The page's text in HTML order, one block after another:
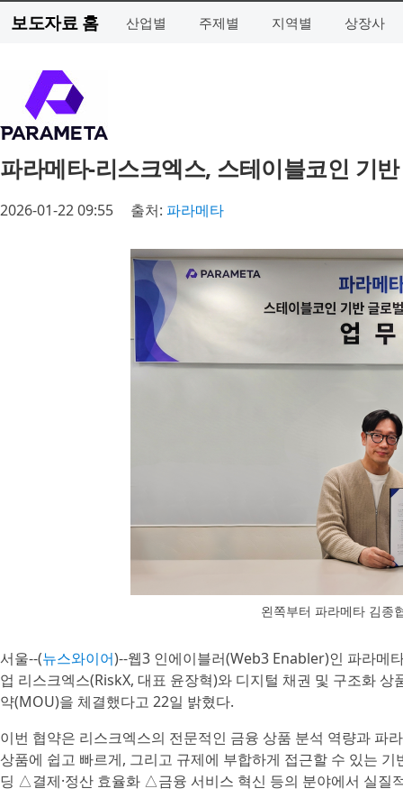
보도자료 홈 산업별 주제별 지역별 상장사
파라메타-리스크엑스, 스테이블코인 기
2026-01-22 09:55 출처: 파라메타
왼쪽부터 파라메타 김종
서울--(뉴스와이어)--웹3 인에이블러(Web3 Enabler)인 파라메
업 리스크엑스(RiskX, 대표 윤장혁)와 디지털 채권 및 구조화
약(MOU)을 체결했다고 22일 밝혔다.
이번 협약은 리스크엑스의 전문적인 금융 상품 분석 역량과 파
상품에 쉽고 빠르게, 그리고 규제에 부합하게 접근할 수 있는
딩 △결제·정산 효율화 △금융 서비스 혁신 등의 분야에서 실질